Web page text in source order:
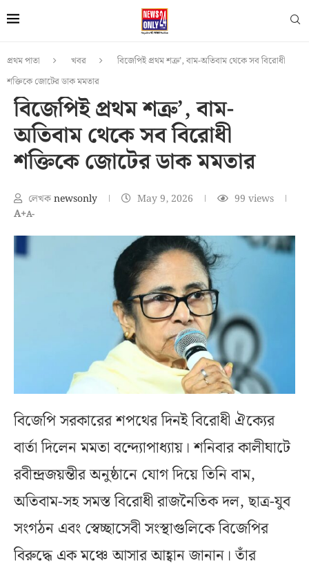
প্রথম পাতা খবর
বিজেপিই প্রথম শত্রু’, বাম-অতিবাম থেকে সব বিরোধী
শক্তিকে জোটের ডাক মমতার
বিজেপিই প্রথম শত্রু’, বাম-
অতিবাম থেকে সব বিরোধী
শক্তিকে জোটের ডাক মমতার
লেখকnewsonly May 9, 2026 99 views
A+A-
বিজেপি সরকারের শপথের দিনই বিরোধী ঐক্যের
বার্তা দিলেন মমতা বন্দ্যোপাধ্যায়। শনিবার কালীঘাটে
রবীন্দ্রজয়ন্তীর অনুষ্ঠানে যোগ দিয়ে তিনি বাম,
অতিবাম-সহ সমস্ত বিরোধী রাজনৈতিক দল, ছাত্র-যুব
সংগঠন এবং স্বেচ্ছাসেবী সংস্থাগুলিকে বিজেপির
বিরুদ্ধে এক মঞ্চে আসার আহ্বান জানান। তাঁর